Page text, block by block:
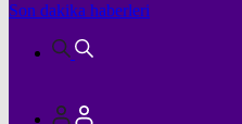
Son dakika haberleri